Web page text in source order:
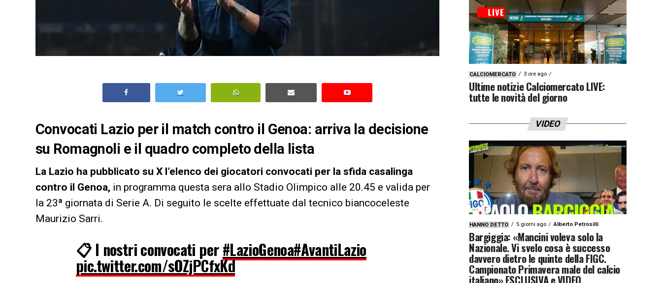
Convocati Lazio per il match contro il Genoa: arriva la decisione
su Romagnoli e il quadro completo della lista
La Lazio ha pubblicato su X l’elenco dei giocatori convocati per la sfida casalinga
contro il Genoa, in programma questa sera allo Stadio Olimpico alle 20.45 e valida per
la 23ª giornata di Serie A. Di seguito le scelte effettuate dal tecnico biancoceleste
Maurizio Sarri.
📋 I nostri convocati per#LazioGenoa#AvantiLazio
pic.twitter.com/sOZjPCfxKd
CALCIOMERCATO 3 ore ago
Ultime notizie Calciomercato LIVE:
tutte le novità del giorno
VIDEO
HANNO DETTO 5 giorni ago Alberto Petrosilli
Bargiggia: «Mancini voleva solo la
Nazionale. Vi svelo cosa è successo
davvero dietro le quinte della FIGC.
Campionato Primavera male del calcio
italiano» ESCLUSIVA e VIDEO